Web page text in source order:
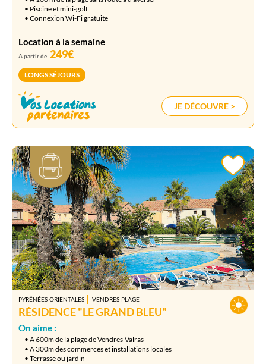
• Piscine et mini-golf
• Connexion Wi-Fi gratuite
Location à la semaine
A partir de 249€
LONGS SÉJOURS
JE DÉCOUVRE >
PYRÉNÉES-ORIENTALES VENDRES-PLAGE
RÉSIDENCE "LE GRAND BLEU"
On aime :
• A 600m de la plage de Vendres-Valras
• A 300m des commerces et installations locales
• Terrasse ou jardin